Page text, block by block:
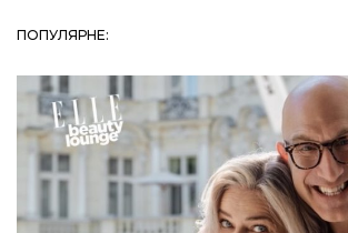
ПОПУЛЯРНЕ: